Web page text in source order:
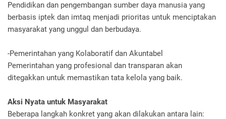
Pendidikan dan pengembangan sumber daya manusia yang
berbasis iptek dan imtaq menjadi prioritas untuk menciptakan
masyarakat yang unggul dan berbudaya.
-Pemerintahan yang Kolaboratif dan Akuntabel
Pemerintahan yang profesional dan transparan akan
ditegakkan untuk memastikan tata kelola yang baik.
Aksi Nyata untuk Masyarakat
Beberapa langkah konkret yang akan dilakukan antara lain: